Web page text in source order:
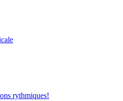
rythmiques!